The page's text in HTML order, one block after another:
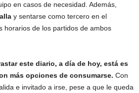
en casos de necesidad. Además,
y sentarse como tercero en el
horarios de los partidos de ambos
este diario, a día de hoy, está es
más opciones de consumarse. Con
e invitado a irse, pese a que le queda